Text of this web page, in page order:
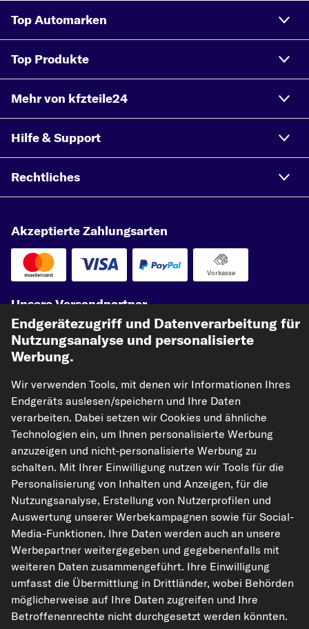
Top Automarken
Top Produkte
Mehr von kfzteile24
Hilfe & Support
Rechtliches
Akzeptierte Zahlungsarten
Vorkasse
Unsere Versandpartner
kfzteile24.de carpardoo.nl
carpardoo.fr
carpardoo.dk
Die hier dargestellten Daten, insbesondere die gesamte Datenbank, dürfen
nicht vervielfältigt werden. Die Vervielfältigung und Verbreitung der Daten und
der Datenbank ohne vorherige Einwilligung von TecAlliance und/oder die
Einbeziehung Dritter in solche Aktivitäten ist streng verboten. Jegliche
unautorisierte Nutzung von Inhalten stellt eine Verletzung des Urheberrechts
dar und kann rechtliche Schritte nach sich ziehen.
Vertrag widerrufen
Endgerätezugriff und Datenverarbeitung für
Nutzungsanalyse und personalisierte
Werbung.
Wir verwenden Tools, mit denen wir Informationen Ihres
Endgeräts auslesen/speichern und Ihre Daten
verarbeiten. Dabei setzen wir Cookies und ähnliche
Technologien ein, um Ihnen personalisierte Werbung
anzuzeigen und nicht-personalisierte Werbung zu
schalten. Mit Ihrer Einwilligung nutzen wir Tools für die
Personalisierung von Inhalten und Anzeigen, für die
Nutzungsanalyse, Erstellung von Nutzerprofilen und
Auswertung unserer Werbekampagnen sowie für Social-
Media-Funktionen. Ihre Daten werden auch an unsere
Werbepartner weitergegeben und gegebenenfalls mit
weiteren Daten zusammengeführt. Ihre Einwilligung
umfasst die Übermittlung in Drittländer, wobei Behörden
möglicherweise auf Ihre Daten zugreifen und Ihre
Betroffenenrechte nicht durchgesetzt werden könnten.